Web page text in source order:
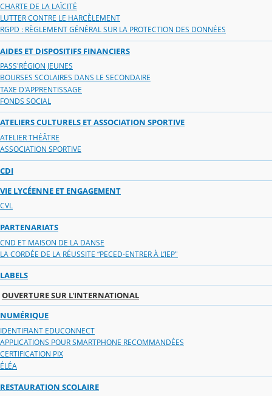
CHARTE DE LA LAÏCITÉ
LUTTER CONTRE LE HARCÈLEMENT
RGPD : RÈGLEMENT GÉNÉRAL SUR LA PROTECTION DES DONNÉES
AIDES ET DISPOSITIFS FINANCIERS
PASS'RÉGION JEUNES
BOURSES SCOLAIRES DANS LE SECONDAIRE
TAXE D'APPRENTISSAGE
FONDS SOCIAL
ATELIERS CULTURELS ET ASSOCIATION SPORTIVE
ATELIER THÉÂTRE
ASSOCIATION SPORTIVE
CDI
VIE LYCÉENNE ET ENGAGEMENT
CVL
PARTENARIATS
CND ET MAISON DE LA DANSE
LA CORDÉE DE LA RÉUSSITE “PECED-ENTRER À L’IEP"
LABELS
OUVERTURE SUR L'INTERNATIONAL
NUMÉRIQUE
IDENTIFIANT EDUCONNECT
APPLICATIONS POUR SMARTPHONE RECOMMANDÉES
CERTIFICATION PIX
ÉLÉA
RESTAURATION SCOLAIRE